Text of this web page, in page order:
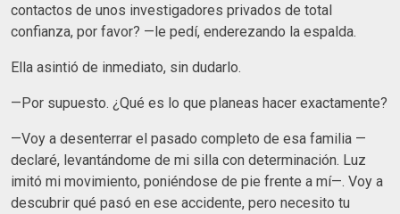
contactos de unos investigadores privados de total
confianza, por favor? —le pedí, enderezando la espalda.
Ella asintió de inmediato, sin dudarlo.
—Por supuesto. ¿Qué es lo que planeas hacer exactamente?
—Voy a desenterrar el pasado completo de esa familia —
declaré, levantándome de mi silla con determinación. Luz
imitó mi movimiento, poniéndose de pie frente a mí—. Voy a
descubrir qué pasó en ese accidente, pero necesito tu